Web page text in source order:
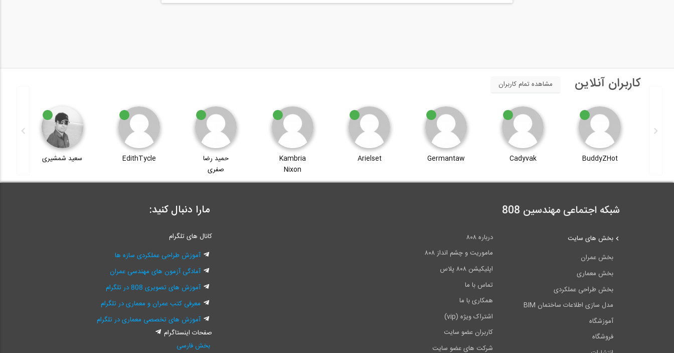
کاربران آنلاین مشاهده تمام کاربران
BuddyZHot
Cadyvak
Germantaw
Arielset
Kambria
Nixon
حمید رضا
صفری
EdithTycle سعید شمشیری
شبکه اجتماعی مهندسین 808
درباره ۸۰۸
ماموریت و چشم انداز ۸۰۸
اپلیکیشن ۸۰۸ پلاس
تماس با ما
همکاری با ما
اشتراک ویژه (vip)
کاربران عضو سایت
شرکت های عضو سایت
بخش های سایت
بخش عمران
بخش معماری
بخش طراحی عملکردی
مدل سازی اطلاعات ساختمان BIM
آموزشگاه
فروشگاه
مارا دنبال کنید:
کانال های تلگرام
آموزش طراحی عملکردی سازه ها
آمادگی آزمون های مهندسی عمران
آموزش های تصویری 808 در تلگرام
معرفی کتب عمران و معماری در تلگرام
آموزش های تخصصی معماری در تلگرام
صفحات اینستاگرام
بخش فارسی